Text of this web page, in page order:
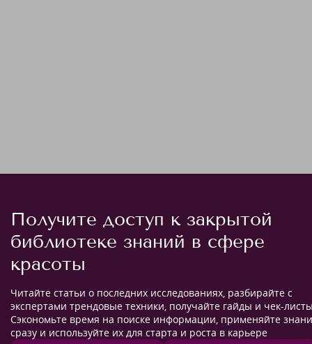
Получите доступ к закрытой
библиотеке знаний в сфере
красоты
Читайте статьи о последних исследованиях, разбирайте с
экспертами трендовые техники, получайте гайды и чек-
Сэкономьте время на поиске информации, применяйте
сразу и используйте их для старта и роста в карьере